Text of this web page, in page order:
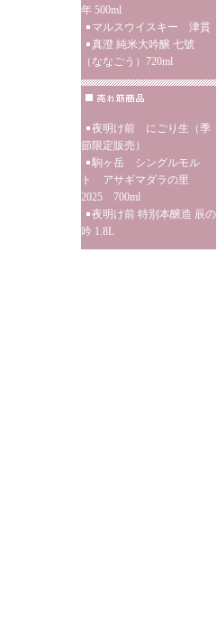
年 500ml
マルスウイスキー 津貫
真澄 純米大吟醸 七號
（ななごう）720ml
夜明け前 にごり生（季
節限定販売）
駒ヶ岳 シングルモル
ト アサギマダラの里
2025 700ml
夜明け前 特別本醸造 辰の
吟 1.8L